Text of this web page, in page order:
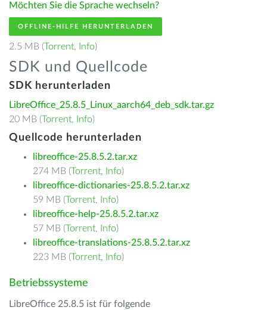
Möchten Sie die Sprache wechseln?
OFFLINE-HILFE HERUNTERLADEN
2.5 MB (Torrent, Info)
SDK und Quellcode
SDK herunterladen
LibreOffice_25.8.5_Linux_aarch64_deb_sdk.tar.gz
20 MB (Torrent, Info)
Quellcode herunterladen
libreoffice-25.8.5.2.tar.xz
274 MB (Torrent, Info)
libreoffice-dictionaries-25.8.5.2.tar.xz
59 MB (Torrent, Info)
libreoffice-help-25.8.5.2.tar.xz
57 MB (Torrent, Info)
libreoffice-translations-25.8.5.2.tar.xz
223 MB (Torrent, Info)
Betriebssysteme
LibreOffice 25.8.5 ist für folgende